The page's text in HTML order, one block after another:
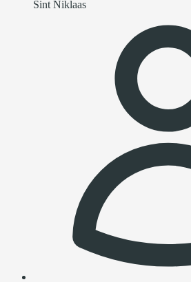
Sint Niklaas